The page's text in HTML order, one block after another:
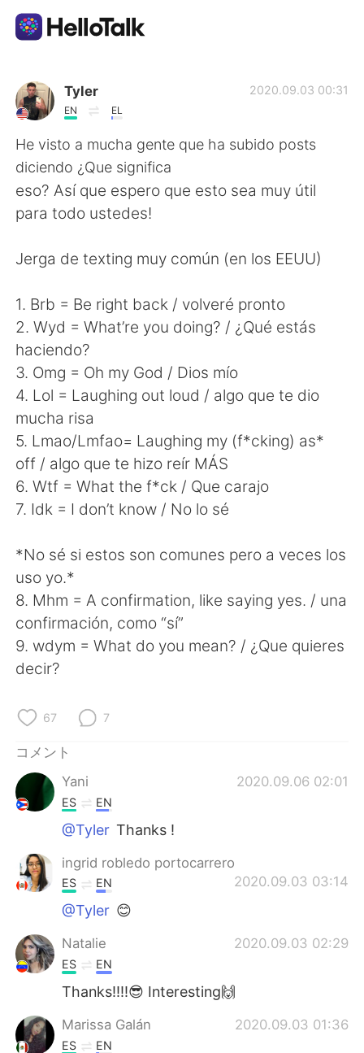
語学交換アプリ
AI Grammar Checker
日本語
العربية Français
Deutsch 한국어
Русский
Indonesia Italiano
Türkçe Tiếng Việt
Tyler
EN EL
2020.09.03 00:31
He visto a mucha gente que ha subido posts
diciendo ¿Que significa
eso? Así que espero que esto sea muy útil
para todo ustedes!
Jerga de texting muy común (en los EEUU)
1. Brb = Be right back / volveré pronto
2. Wyd = What’re you doing? / ¿Qué estás
haciendo?
3. Omg = Oh my God / Dios mío
4. Lol = Laughing out loud / algo que te dio
mucha risa
5. Lmao/Lmfao= Laughing my (f*cking) as*
off / algo que te hizo reír MÁS
6. Wtf = What the f*ck / Que carajo
7. Idk = I don’t know / No lo sé
*No sé si estos son comunes pero a veces los
uso yo.*
8. Mhm = A confirmation, like saying yes. / una
confirmación, como “sí”
9. wdym = What do you mean? / ¿Que quieres
decir?
67 7
コメント
Yani
2020.09.06 02:01
ES EN
@Tyler Thanks !
ingrid robledo portocarrero
2020.09.03 03:14
ES EN
@Tyler 😊
Natalie 2020.09.03 02:29
ES EN
Thanks!!!!😎 Interesting🙌
Marissa Galán 2020.09.03 01:36
ES EN